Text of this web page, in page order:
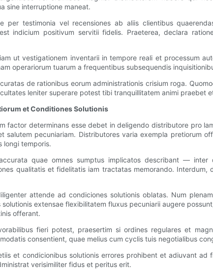
sine interruptione maneat.
per testimonia vel recensiones ab aliis clientibus
indicium positivum servitii fidelis. Praeterea, declara
ut vestigationem inventarii in tempore reali et processum
operariorum tuarum a frequentibus subsequendis
de rationibus eorum administrationis crisium roga.
leniter superare potest tibi tranquillitatem animi praebet
et Conditiones Solutionis
factor determinans esse debet in deligendo distributore pro
salutem pecuniariam. Distributores varia exempla pretiorum
longi temporis.
quae omnes sumptus implicatos describant —
qualitatis et fidelitatis iam tractatas memorando.
attende ad condiciones solutionis oblatas. Num
solutionis extensae flexibilitatem fluxus pecuniarii augere
offerant.
fieri potest, praesertim si ordines regulares et
consentient, quae melius cum cyclis tuis negotialibus
et condicionibus solutionis errores prohibent et adiuvant
verisimiliter fidus et peritus erit.